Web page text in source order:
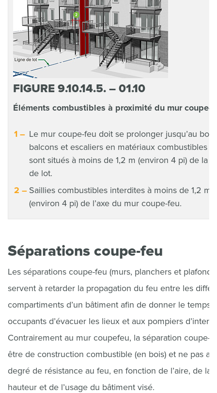
FIGURE 9.10.14.5. – 01.10
Éléments combustibles à proximité du mur coupe-
Le mur coupe-feu doit se prolonger jusqu’au
balcons et escaliers en matériaux combustibles
sont situés à moins de 1,2 m (environ 4 pi) de la
de lot.
Saillies combustibles interdites à moins de 1,2 m
(environ 4 pi) de l’axe du mur coupe-feu.
Séparations coupe-feu
Les séparations coupe-feu (murs, planchers et plafonds)
servent à retarder la propagation du feu entre les
compartiments d’un bâtiment afin de donner le temps
occupants d’évacuer les lieux et aux pompiers
Contrairement au mur coupefeu, la séparation coupe-
être de construction combustible (en bois) et ne pas
degré de résistance au feu, en fonction de l’aire, de la
hauteur et de l’usage du bâtiment visé.